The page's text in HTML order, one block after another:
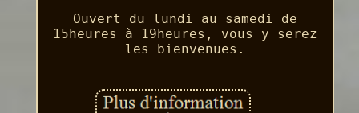
Ouvert du lundi au samedi de
15heures à 19heures, vous y serez
les bienvenues.